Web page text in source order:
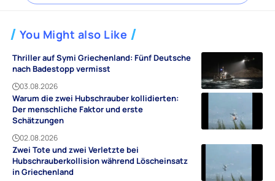
You Might also Like
Thriller auf Symi Griechenland: Fünf Deutsche
nach Badestopp vermisst
03.08.2026
Warum die zwei Hubschrauber kollidierten:
Der menschliche Faktor und erste
Schätzungen
02.08.2026
Zwei Tote und zwei Verletzte bei
Hubschrauberkollision während Löscheinsatz
in Griechenland